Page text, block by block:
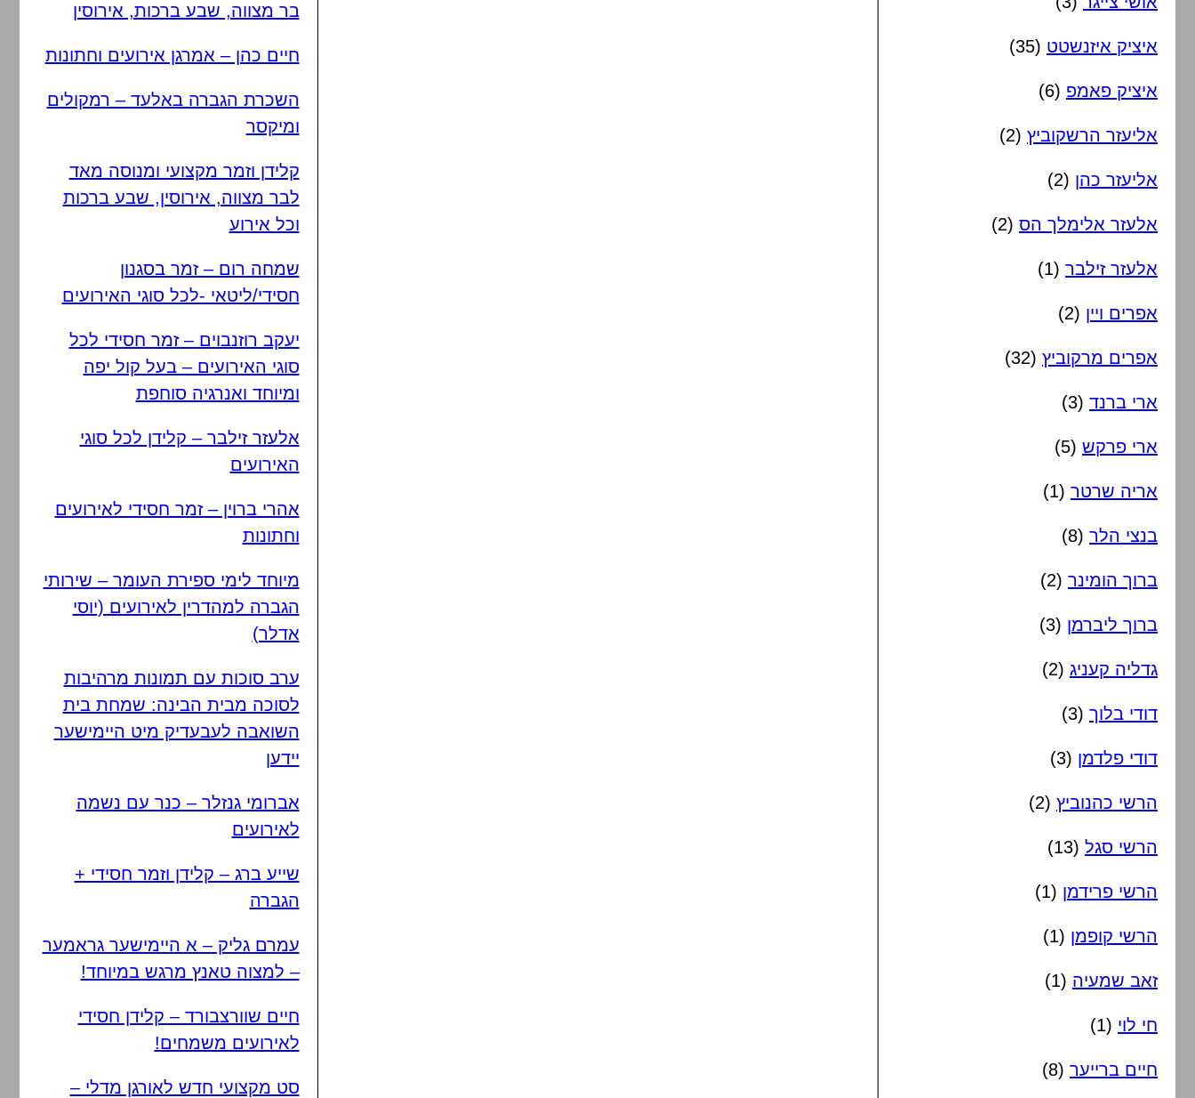
איציק איזנשטט (35)
איציק פאמפ (6)
אליעזר הרשקוביץ (2)
אליעזר כהן (2)
אלעזר אלימלך הס (2)
אלעזר זילבר (1)
אפרים ויין (2)
אפרים מרקוביץ (32)
ארי ברנד (3)
ארי פרקש (5)
אריה שרטר (1)
בנצי הלר (8)
ברוך הומינר (2)
ברוך ליברמן (3)
גדליה קעניג (2)
דודי בלוך (3)
דודי פלדמן (3)
הרשי כהנוביץ (2)
הרשי סגל (13)
הרשי פרידמן (1)
הרשי קופמן (1)
זאב שמעיה (1)
חי לוי (1)
חיים ברייער (8)
בר מצווה, שבע ברכות, אירוסין
חיים כהן – אמרגן אירועים וחתונות
השכרת הגברה באלעד – רמקולים
ומיקסר
קלידן וזמר מקצועי ומנוסה מאד
לבר מצווה, אירוסין, שבע ברכות
וכל אירוע
שמחה רום – זמר בסגנון
חסידי/ליטאי -לכל סוגי האירועים
יעקב רוזנבוים – זמר חסידי לכל
סוגי האירועים – בעל קול יפה
ומיוחד ואנרגיה סוחפת
אלעזר זילבר – קלידן לכל סוגי
האירועים
אהרי ברוין – זמר חסידי לאירועים
וחתונות
מיוחד לימי ספירת העומר – שירותי
הגברה למהדרין לאירועים (יוסי
אדלר)
ערב סוכות עם תמונות מרהיבות
לסוכה מבית הבינה: שמחת בית
השואבה לעבעדיק מיט היימישער
יידען
אברומי גנזלר – כנר עם נשמה
לאירועים
שייע ברג – קלידן וזמר חסידי +
הגברה
עמרם גליק – א היימישער גראמער
– למצוה טאנץ מרגש במיוחד!
חיים שוורצבורד – קלידן חסידי
לאירועים משמחים!
סט מקצועי חדש לאורגן מדלי –